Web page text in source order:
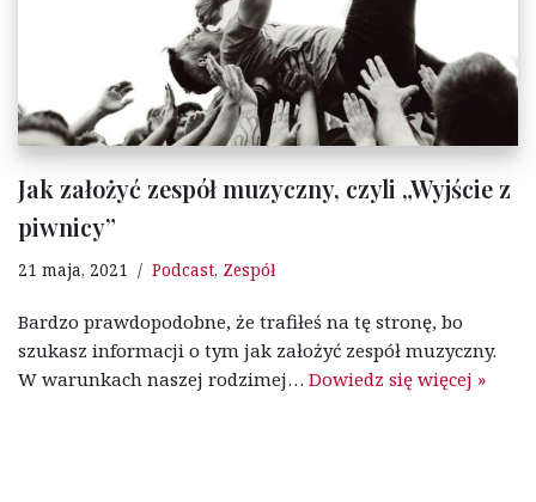
Jak założyć zespół muzyczny, czyli „Wyjście z
piwnicy”
21 maja, 2021 Podcast, Zespół
Bardzo prawdopodobne, że trafiłeś na tę stronę, bo
szukasz informacji o tym jak założyć zespół muzyczny.
W warunkach naszej rodzimej… Dowiedz się więcej »